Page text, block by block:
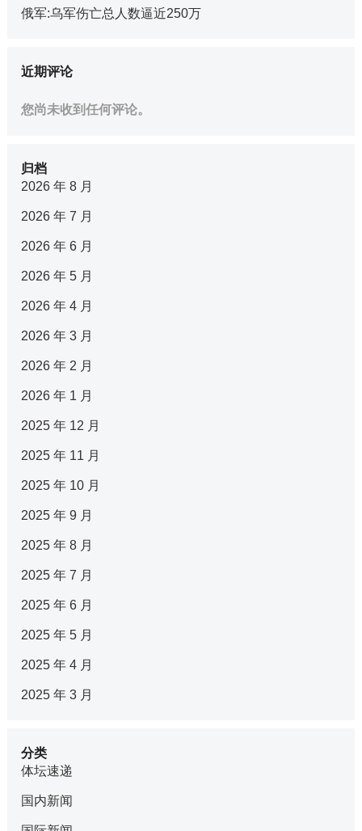
俄军:乌军伤亡总人数逼近250万
近期评论
您尚未收到任何评论。
归档
2026 年 8 月
2026 年 7 月
2026 年 6 月
2026 年 5 月
2026 年 4 月
2026 年 3 月
2026 年 2 月
2026 年 1 月
2025 年 12 月
2025 年 11 月
2025 年 10 月
2025 年 9 月
2025 年 8 月
2025 年 7 月
2025 年 6 月
2025 年 5 月
2025 年 4 月
2025 年 3 月
分类
体坛速递
国内新闻